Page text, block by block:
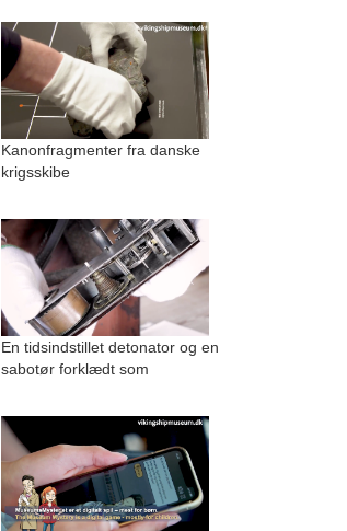
Kanonfragmenter fra danske
krigsskibe
En tidsindstillet detonator og en
sabotør forklædt som